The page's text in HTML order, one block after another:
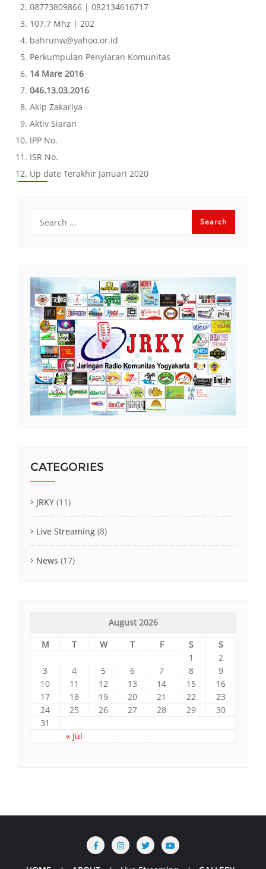
08773809866 | 082134616717
107.7 Mhz | 202
bahrunw@yahoo.or.id
Perkumpulan Penyiaran Komunitas
14 Mare 2016
046.13.03.2016
Akip Zakariya
Aktiv Siaran
IPP No.
ISR No.
Up date Terakhir Januari 2020
CATEGORIES
JRKY (11)
Live Streaming (8)
News (17)
August 2026
M
T W T F S S
« Jul
1
2
3
4 5 6 7 8
9
10
11 12 13 14 15
16
17
18 19 20 21 22
23
24
25 26 27 28 29
30
31